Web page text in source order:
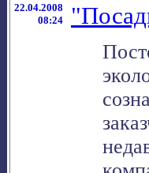
22.04.2008
08:24